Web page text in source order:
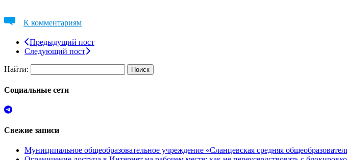
К комментариям
Предыдущий пост
Следующий пост
Найти:
Социальные сети
Свежие записи
Муниципальное общеобразовательное учреждение «Сланцевская средняя